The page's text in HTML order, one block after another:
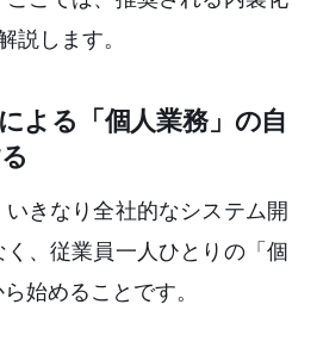
説します。
よる「個人業務」の自
きなり全社的なシステム開
、従業員一人ひとりの「個
始めることです。